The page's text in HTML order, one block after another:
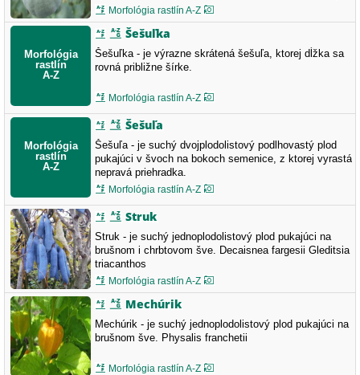
dierkatú tobolku, viečkatú tobolku, tobolku pukajúcu na
vrchole zubami. Papaver somniferum
Morfológia rastlín A-Z
Šešuľka
Šešuľka - je výrazne skrátená šešuľa, ktorej dĺžka sa
rovná približne šírke.
Morfológia rastlín A-Z
Šešuľa
Šešuľa - je suchý dvojplodolistový podlhovastý plod
pukajúci v švoch na bokoch semenice, z ktorej vyrastá
nepravá priehradka.
Morfológia rastlín A-Z
Struk
Struk - je suchý jednoplodolistový plod pukajúci na
brušnom i chrbtovom šve. Decaisnea fargesii Gleditsia
triacanthos
Morfológia rastlín A-Z
Mechúrik
Mechúrik - je suchý jednoplodolistový plod pukajúci na
brušnom šve. Physalis franchetii
Morfológia rastlín A-Z